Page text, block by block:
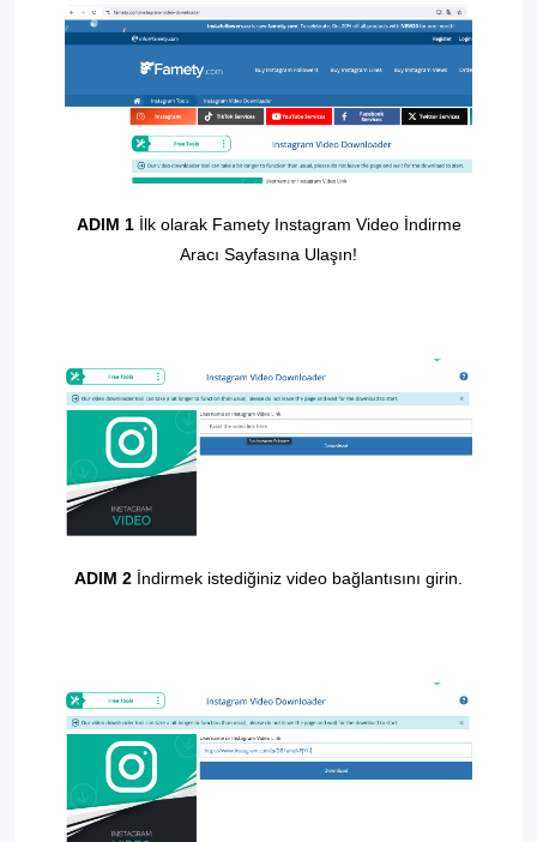
ADIM 1İlk olarak Famety Instagram Video İndirme
Aracı Sayfasına Ulaşın!
ADIM 2 İndirmek istediğiniz video bağlantısını girin.